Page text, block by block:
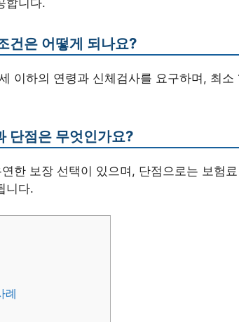
건은 어떻게 되나요?
이하의 연령과 신체검사를 요구하며, 최소
단점은 무엇인가요?
한 보장 선택이 있으며, 단점으로는 보험
니다.
례